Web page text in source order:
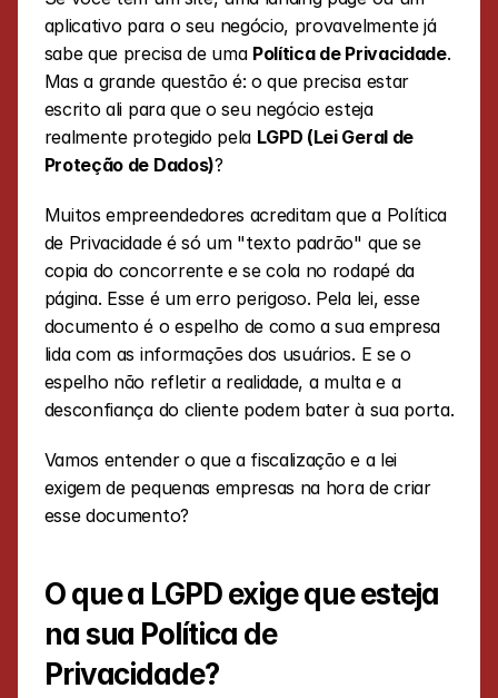
aplicativo para o seu negócio, provavelmente já
sabe que precisa de uma Política de Privacidade.
Mas a grande questão é: o que precisa estar
escrito ali para que o seu negócio esteja
realmente protegido pela LGPD (Lei Geral de
Proteção de Dados)?
Muitos empreendedores acreditam que a Política
de Privacidade é só um "texto padrão" que se
copia do concorrente e se cola no rodapé da
página. Esse é um erro perigoso. Pela lei, esse
documento é o espelho de como a sua empresa
lida com as informações dos usuários. E se o
espelho não refletir a realidade, a multa e a
desconfiança do cliente podem bater à sua porta.
Vamos entender o que a fiscalização e a lei
exigem de pequenas empresas na hora de criar
esse documento?
O que a LGPD exige que esteja
na sua Política de
Privacidade?